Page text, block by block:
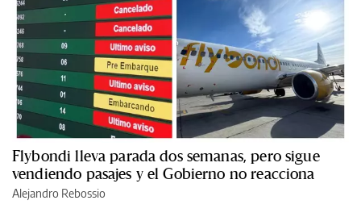
Flybondi lleva parada dos semanas, pero sigue
vendiendo pasajes y el Gobierno no reacciona
Alejandro Rebossio